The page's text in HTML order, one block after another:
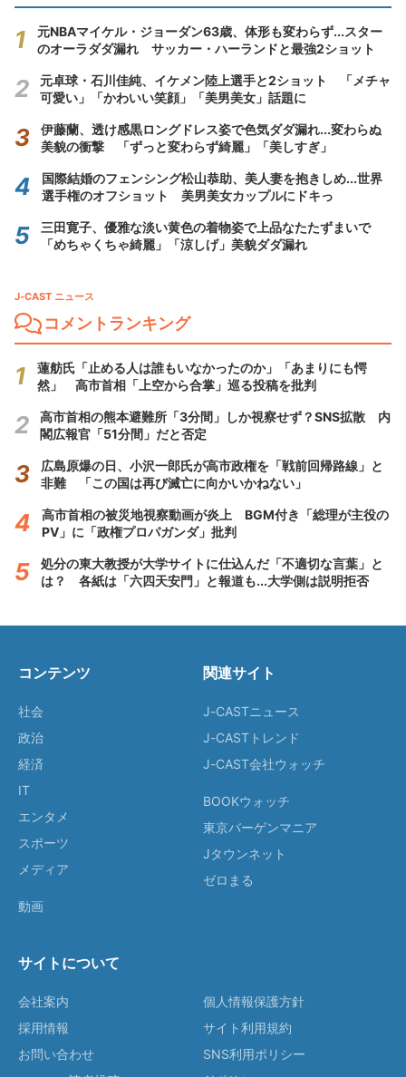
元NBAマイケル・ジョーダン63歳、体形も変わらず...スター
のオーラダダ漏れ サッカー・ハーランドと最強2ショット
元卓球・石川佳純、イケメン陸上選手と2ショット 「メチャ
可愛い」「かわいい笑顔」「美男美女」話題に
伊藤蘭、透け感黒ロングドレス姿で色気ダダ漏れ...変わらぬ
美貌の衝撃 「ずっと変わらず綺麗」「美しすぎ」
国際結婚のフェンシング松山恭助、美人妻を抱きしめ...世界
選手権のオフショット 美男美女カップルにドキっ
三田寛子、優雅な淡い黄色の着物姿で上品なたたずまいで
「めちゃくちゃ綺麗」「涼しげ」美貌ダダ漏れ
J-CAST ニュース
コメントランキング
蓮舫氏「止める人は誰もいなかったのか」「あまりにも愕
然」 高市首相「上空から合掌」巡る投稿を批判
高市首相の熊本避難所「3分間」しか視察せず？SNS拡散 内
閣広報官「51分間」だと否定
広島原爆の日、小沢一郎氏が高市政権を「戦前回帰路線」と
非難 「この国は再び滅亡に向かいかねない」
高市首相の被災地視察動画が炎上 BGM付き「総理が主役の
PV」に「政権プロパガンダ」批判
処分の東大教授が大学サイトに仕込んだ「不適切な言葉」と
は？ 各紙は「六四天安門」と報道も...大学側は説明拒否
コンテンツ
社会
政治
経済
IT
エンタメ
スポーツ
メディア
動画
関連サイト
J-CASTニュース
J-CASTトレンド
J-CAST会社ウォッチ
BOOKウォッチ
東京バーゲンマニア
Jタウンネット
ゼロまる
サイトについて
会社案内
採用情報
お問い合わせ
個人情報保護方針
サイト利用規約
SNS利用ポリシー